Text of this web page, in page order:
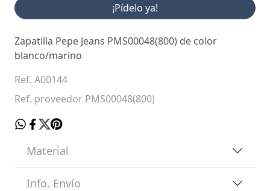
¡Pídelo ya!
Zapatilla Pepe Jeans PMS00048(800) de color
blanco/marino
Ref. A00144
Ref. proveedor PMS00048(800)
Material
Info. Envío